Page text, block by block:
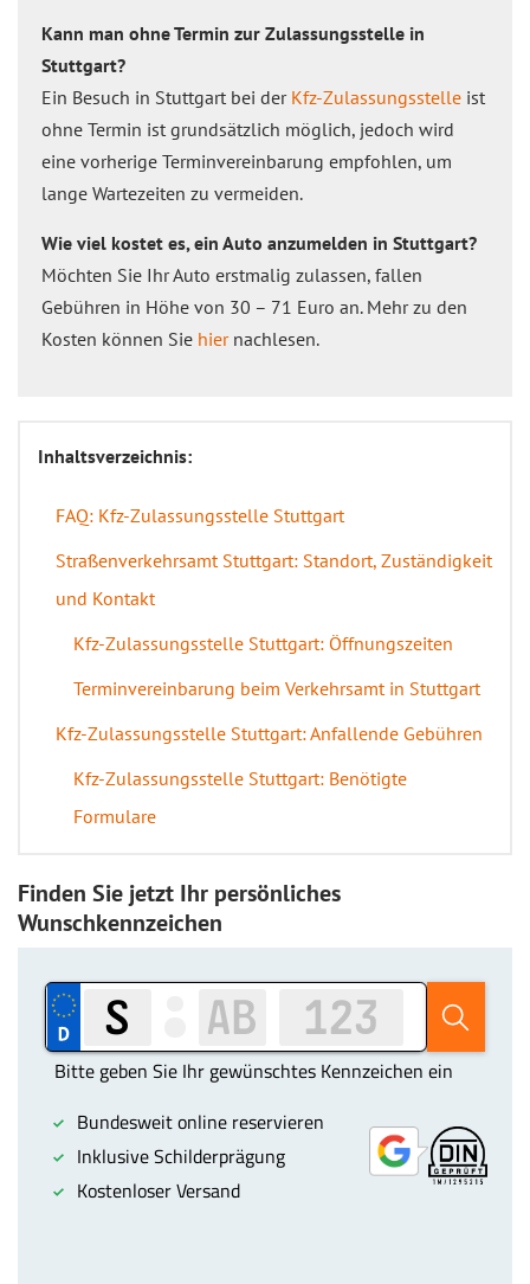
Kann man ohne Termin zur Zulassungsstelle in
Stuttgart?
Ein Besuch in Stuttgart bei der Kfz-Zulassungsstelle ist
ohne Termin ist grundsätzlich möglich, jedoch wird
eine vorherige Terminvereinbarung empfohlen, um
lange Wartezeiten zu vermeiden.
Wie viel kostet es, ein Auto anzumelden in Stuttgart?
Möchten Sie Ihr Auto erstmalig zulassen, fallen
Gebühren in Höhe von 30 – 71 Euro an. Mehr zu den
Kosten können Sie hiernachlesen.
Inhaltsverzeichnis:
FAQ: Kfz-Zulassungsstelle Stuttgart
Straßenverkehrsamt Stuttgart: Standort, Zuständigkeit
und Kontakt
Kfz-Zulassungsstelle Stuttgart: Öffnungszeiten
Terminvereinbarung beim Verkehrsamt in Stuttgart
Kfz-Zulassungsstelle Stuttgart: Anfallende Gebühren
Kfz-Zulassungsstelle Stuttgart: Benötigte
Formulare
Finden Sie jetzt Ihr persönliches
Wunschkennzeichen